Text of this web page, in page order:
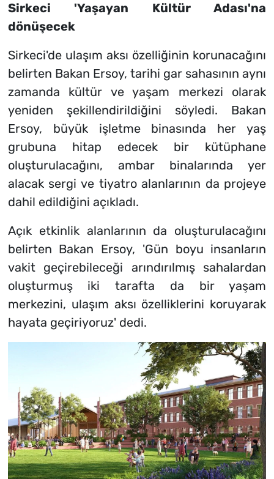
Sirkeci 'Yaşayan Kültür Adası'na
dönüşecek
Sirkeci'de ulaşım aksı özelliğinin korunacağını
belirten Bakan Ersoy, tarihi gar sahasının aynı
zamanda kültür ve yaşam merkezi olarak
yeniden şekillendirildiğini söyledi. Bakan
Ersoy, büyük işletme binasında her yaş
grubuna hitap edecek bir kütüphane
oluşturulacağını, ambar binalarında yer
alacak sergi ve tiyatro alanlarının da projeye
dahil edildiğini açıkladı.
Açık etkinlik alanlarının da oluşturulacağını
belirten Bakan Ersoy, 'Gün boyu insanların
vakit geçirebileceği arındırılmış sahalardan
oluşturmuş iki tarafta da bir yaşam
merkezini, ulaşım aksı özelliklerini koruyarak
hayata geçiriyoruz' dedi.